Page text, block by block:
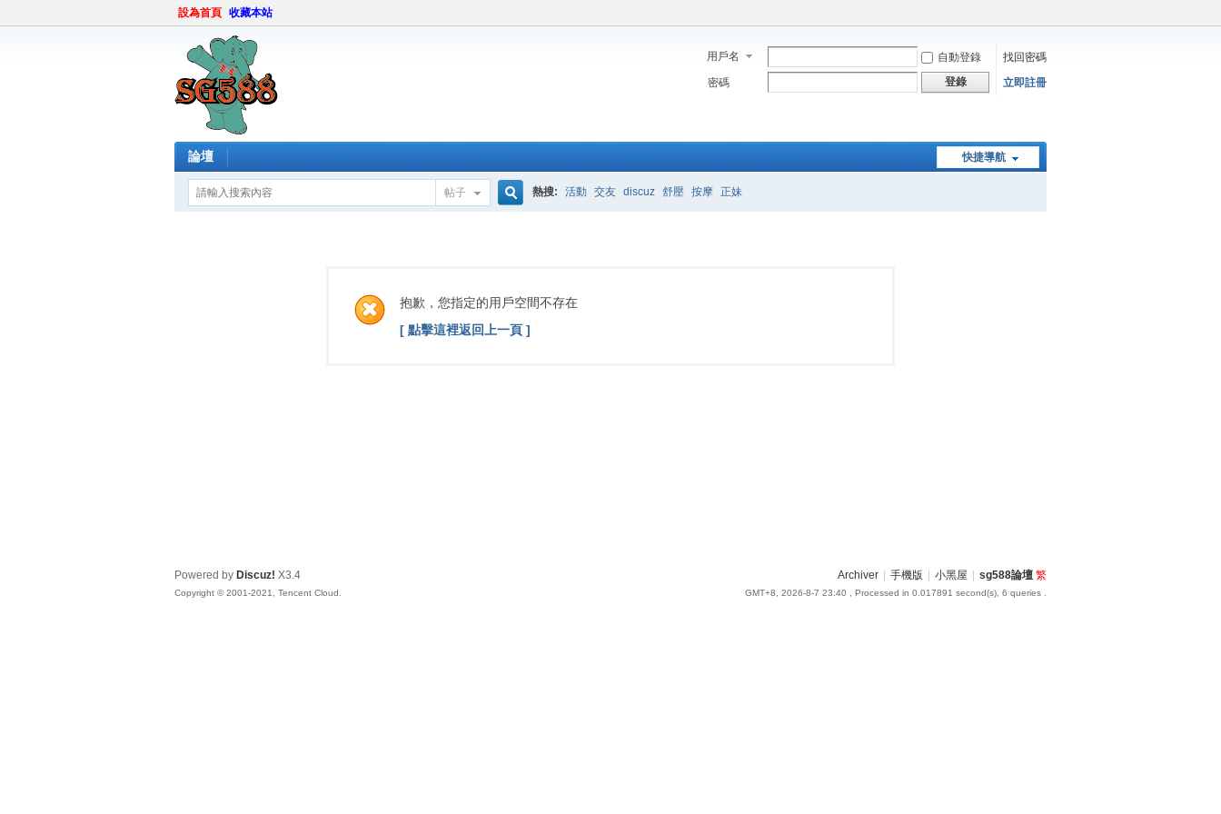
設為首頁 收藏本站
用戶名 自動登錄
找回密碼
密碼
登錄 立即註冊
快捷導航
論壇
帖子
索
熱搜: 活動 交友 discuz 舒壓 按摩 正妹
抱歉，您指定的用戶空間不存在
[ 點擊這裡返回上一頁 ]
Archiver 手機版 小黑屋 sg588論壇 繁
GMT+8, 2026-8-7 23:40 , Processed in 0.017891 second(s), 6 queries .
Powered by Discuz! X3.4
Copyright © 2001-2021, Tencent Cloud.